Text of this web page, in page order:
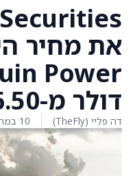
את מחיר
דולר מ-6.50 דולר
דה פליי (TheFly) 10 במרץ 2026